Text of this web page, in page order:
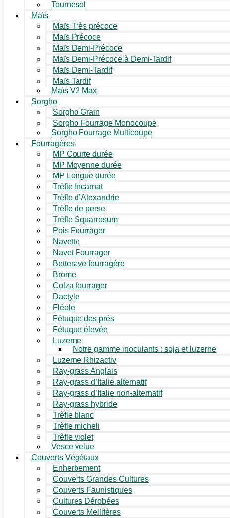
Tournesol
Maïs
Maïs Très précoce
Maïs Précoce
Maïs Demi-Précoce
Maïs Demi-Précoce à Demi-Tardif
Maïs Demi-Tardif
Maïs Tardif
Maïs V2 Max
Sorgho
Sorgho Grain
Sorgho Fourrage Monocoupe
Sorgho Fourrage Multicoupe
Fourragères
MP Courte durée
MP Moyenne durée
MP Longue durée
Trèfle Incarnat
Trèfle d’Alexandrie
Trèfle de perse
Trèfle Squarrosum
Pois Fourrager
Navette
Navet Fourrager
Betterave fourragère
Brome
Colza fourrager
Dactyle
Fléole
Fétuque des prés
Fétuque élevée
Luzerne
Notre gamme inoculants : soja et luzerne
Luzerne Rhizactiv
Ray-grass Anglais
Ray-grass d’Italie alternatif
Ray-grass d’Italie non-alternatif
Ray-grass hybride
Trèfle blanc
Trèfle micheli
Trèfle violet
Vesce velue
Couverts Végétaux
Enherbement
Couverts Grandes Cultures
Couverts Faunistiques
Cultures Dérobées
Couverts Mellifères